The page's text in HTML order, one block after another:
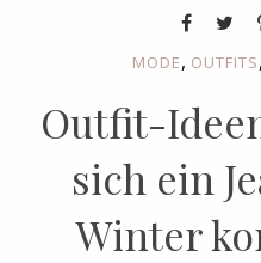
MODE, OUTFITS,
Outfit-
sich ein
Winter